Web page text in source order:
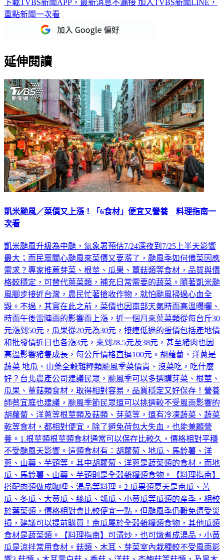
下載TVBS新聞APP，最新消息不漏接 加入TVBS新聞LINE，
重點新聞一次看
延伸閱讀
凱米颱風／菜價又上漲！「6食材」便宜又營養 料理指南一
次看
凱米颱風升級為中颱，氣象署預估7/24深夜到7/25上半天影響
最大；而民眾關心颱風來菜價又要漲了，颱風季如何備菜因應
需求？專家推薦芽菜、根莖、瓜果、蕈菇類等食材，品質與價
格較穩定，可替代葉菜類，補充日常需要的蔬菜。隨著凱米颱
風腳步接近台灣，農民忙著搶收作物，就怕颱風掃過心血全
毀。不過，其實在此之前，菜價也因南部天氣時而高溫曝曬、
時而午後雷陣雨的影響而上漲，近一個月來葉菜類從每台斤30
元漲到50元，瓜果從20元為30元，接連低迷的蛋價包括產地價
和批發價近日也各漲3元，來到28.5元及38元，甚至豬肉也因
高溫影響豬隻成長，每公斤價格直逼100元。胡蘿蔔、洋蔥是
蔬菜 地瓜、山藥全榖雜糧類颱風季菜價貴、沒菜吃，吃什麼
好？台北農產公司建議民眾，颱風季可以多選購芽菜、根莖、
瓜果、蕈菇類食材，取得相對容易，品質穩定又好保存！營養
師蔡宜庭也建議，颱風季節民眾還可以挑選較不受風雨影響的
胡蘿蔔、洋蔥等根莖類及菇類、芽菜等，還有冷凍蔬菜、蔬菜
乾等食材，都相對便宜，除了避免荷包大失血，也能兼顧營
養。1.根莖類根莖類食材通常可以保存比較久，價格相對平穩
不受颱風天影響。這類食材有：胡蘿蔔、地瓜、馬鈴薯、洋
蔥、山藥、芋頭等。其中胡蘿蔔、洋蔥是蔬菜類的食材，而地
瓜、馬鈴薯、山藥、芋頭則是全榖雜糧類食物。【料理指南】
搭配肉類做成咖哩、湯品等料理。2.瓜果類夏天是南瓜、苦
瓜、冬瓜、大黃瓜、絲瓜、瓠瓜、小黃瓜等瓜類的產季，相較
於葉菜類，價格相對會比較便宜一點，但颱風季仍難免遭受災
損，建議可以提前購買！南瓜屬於全榖雜糧類食物，其他瓜類
食材是蔬菜類。【料理指南】可清炒，也可燉煮成湯品，小黃
瓜是涼拌常用食材。菇類、木耳、芽菜室內栽種較不受風雨影